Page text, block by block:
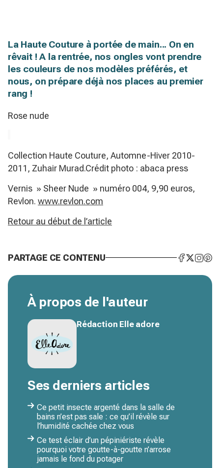
La Haute Couture à portée de main... On en
rêvait ! A la rentrée, nos ongles vont prendre
les couleurs de nos modèles préférés, et
nous, on prépare déjà nos places au premier
rang !
Rose nude
Collection Haute Couture, Automne-Hiver 2010-
2011, Zuhair Murad.Crédit photo : abaca press
Vernis » Sheer Nude » numéro 004, 9,90 euros,
Revlon. www.revlon.com
Retour au début de l’article
PARTAGE CE CONTENU
À propos de l'auteur
Rédaction Elle adore
Ses derniers articles
Ce petit insecte argenté dans la salle de
bains n’est pas sale : ce qu’il révèle sur
l’humidité cachée chez vous
Ce test éclair d’un pépiniériste révèle
pourquoi votre goutte-à-goutte n’arrose
jamais le fond du potager